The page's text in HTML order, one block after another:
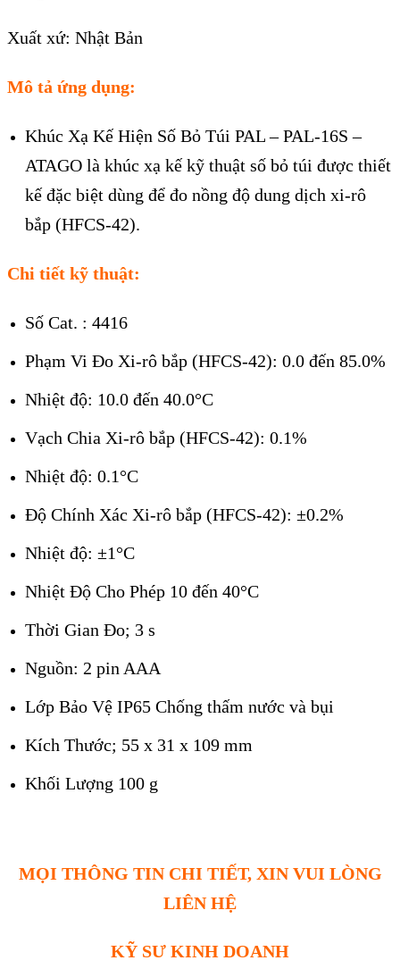
Xuất xứ: Nhật Bản
Mô tả ứng dụng:
Khúc Xạ Kế Hiện Số Bỏ Túi PAL – PAL-16S –
ATAGO là khúc xạ kế kỹ thuật số bỏ túi được thiết
kế đặc biệt dùng để đo nồng độ dung dịch xi-rô
bắp (HFCS-42).
Chi tiết kỹ thuật:
Số Cat. : 4416
Phạm Vi Đo Xi-rô bắp (HFCS-42): 0.0 đến 85.0%
Nhiệt độ: 10.0 đến 40.0°C
Vạch Chia Xi-rô bắp (HFCS-42): 0.1%
Nhiệt độ: 0.1°C
Độ Chính Xác Xi-rô bắp (HFCS-42): ±0.2%
Nhiệt độ: ±1°C
Nhiệt Độ Cho Phép 10 đến 40°C
Thời Gian Đo; 3 s
Nguồn: 2 pin AAA
Lớp Bảo Vệ IP65 Chống thấm nước và bụi
Kích Thước; 55 x 31 x 109 mm
Khối Lượng 100 g
MỌI THÔNG TIN CHI TIẾT, XIN VUI LÒNG
LIÊN HỆ
KỸ SƯ KINH DOANH